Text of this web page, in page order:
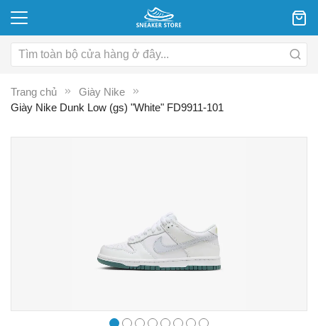
Trang chủ
Giày Nike
Giày Nike Dunk Low (gs) "White" FD9911-101